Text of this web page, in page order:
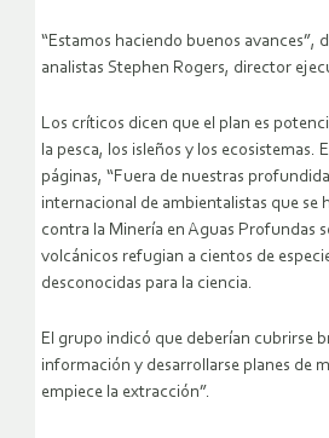
“Estamos haciendo buenos avances”,
analistas Stephen Rogers, director
Los críticos dicen que el plan es
la pesca, los isleños y los ecosistemas.
páginas, “Fuera de nuestras
internacional de ambientalistas que se
contra la Minería en Aguas Profundas
volcánicos refugian a cientos de
desconocidas para la ciencia.
El grupo indicó que deberían cubrirse
información y desarrollarse planes de
empiece la extracción”.